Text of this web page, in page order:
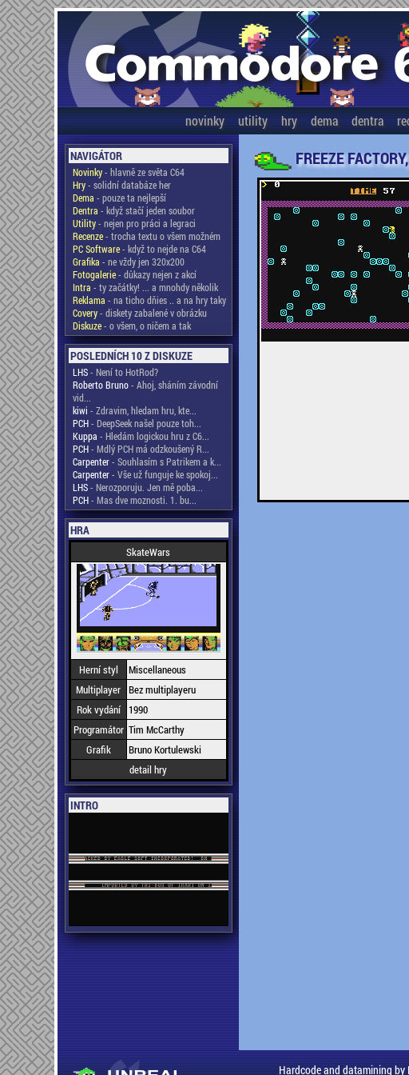
novinky utility hry dema dentra
NAVIGÁTOR
Novinky- hlavně ze světa C64
Hry- solidní databáze her
Dema - pouze ta nejlepší
Dentra - když stačí jeden soubor
Utility- nejen pro práci a legraci
Recenze- trocha textu o všem možném
PC Software- když to nejde na C64
Grafika - ne vždy jen 320x200
Fotogalerie- důkazy nejen z akcí
Intra - ty začátky! ... a mnohdy několik
Reklama - na ticho dňies .. a na hry taky
Covery- diskety zabalené v obrázku
Diskuze- o všem, o ničem a tak
POSLEDNÍCH 10 Z DISKUZE
LHS- Není to HotRod?
Roberto Bruno- Ahoj, sháním závodní
vid...
kiwi - Zdravim, hledam hru, kte...
PCH- DeepSeek našel pouze toh...
Kuppa - Hledám logickou hru z C6...
PCH- Mdlý PCH má odzkoušený R...
Carpenter- Souhlasím s Patrikem a k...
Carpenter- Vše už funguje ke spokoj...
LHS- Nerozporuju. Jen mě poba...
PCH- Mas dve moznosti. 1. bu...
HRA
SkateWars
Herní styl
Miscellaneous
Multiplayer Bez multiplayeru
Rok vydání
1990
Programátor Tim McCarthy
Grafik
Bruno Kortulewski
detail hry
INTRO
FREEZE
Hardcode and datamining by